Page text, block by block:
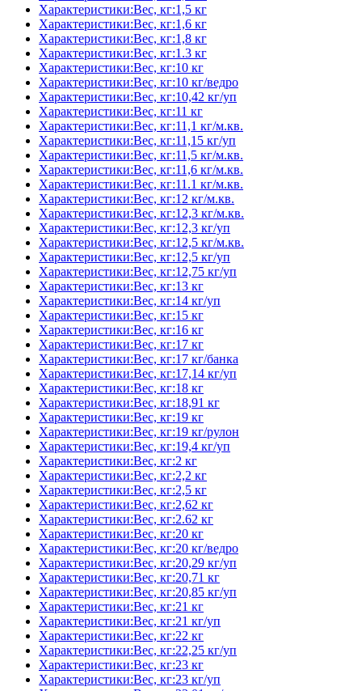
Характеристики:Вес, кг:1,5 кг
Характеристики:Вес, кг:1,6 кг
Характеристики:Вес, кг:1,8 кг
Характеристики:Вес, кг:1.3 кг
Характеристики:Вес, кг:10 кг
Характеристики:Вес, кг:10 кг/ведро
Характеристики:Вес, кг:10,42 кг/уп
Характеристики:Вес, кг:11 кг
Характеристики:Вес, кг:11,1 кг/м.кв.
Характеристики:Вес, кг:11,15 кг/уп
Характеристики:Вес, кг:11,5 кг/м.кв.
Характеристики:Вес, кг:11,6 кг/м.кв.
Характеристики:Вес, кг:11.1 кг/м.кв.
Характеристики:Вес, кг:12 кг/м.кв.
Характеристики:Вес, кг:12,3 кг/м.кв.
Характеристики:Вес, кг:12,3 кг/уп
Характеристики:Вес, кг:12,5 кг/м.кв.
Характеристики:Вес, кг:12,5 кг/уп
Характеристики:Вес, кг:12,75 кг/уп
Характеристики:Вес, кг:13 кг
Характеристики:Вес, кг:14 кг/уп
Характеристики:Вес, кг:15 кг
Характеристики:Вес, кг:16 кг
Характеристики:Вес, кг:17 кг
Характеристики:Вес, кг:17 кг/банка
Характеристики:Вес, кг:17,14 кг/уп
Характеристики:Вес, кг:18 кг
Характеристики:Вес, кг:18,91 кг
Характеристики:Вес, кг:19 кг
Характеристики:Вес, кг:19 кг/рулон
Характеристики:Вес, кг:19,4 кг/уп
Характеристики:Вес, кг:2 кг
Характеристики:Вес, кг:2,2 кг
Характеристики:Вес, кг:2,5 кг
Характеристики:Вес, кг:2,62 кг
Характеристики:Вес, кг:2.62 кг
Характеристики:Вес, кг:20 кг
Характеристики:Вес, кг:20 кг/ведро
Характеристики:Вес, кг:20,29 кг/уп
Характеристики:Вес, кг:20,71 кг
Характеристики:Вес, кг:20,85 кг/уп
Характеристики:Вес, кг:21 кг
Характеристики:Вес, кг:21 кг/уп
Характеристики:Вес, кг:22 кг
Характеристики:Вес, кг:22,25 кг/уп
Характеристики:Вес, кг:23 кг
Характеристики:Вес, кг:23 кг/уп